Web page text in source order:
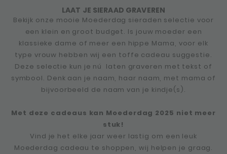
LAAT JE SIERAAD GRAVEREN
Bekijk onze mooie Moederdag sieraden selectie voor
een klein en groot budget. Is jouw moeder een
klassieke dame of meer een hippe Mama, voor elk
type vrouw hebben wij een toffe cadeau suggestie.
Deze selectie kun je nú laten graveren met tekst of
symbool. Denk aan je naam, haar naam, met mama of
bijvoorbeeld de naam van je kindje(s).
Met deze cadeaus kan Moederdag 2025 niet meer
stuk!
Vind je het elke jaar weer lastig om een leuk
Moederdag cadeau te shoppen, wij helpen je graag.